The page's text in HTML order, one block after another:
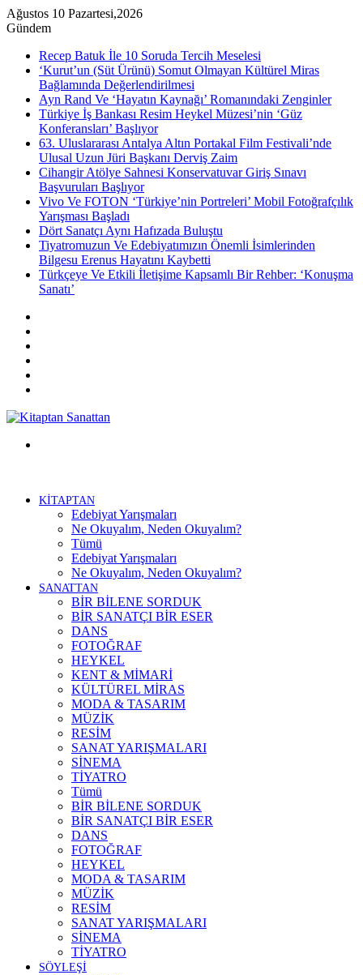
Ağustos 10 Pazartesi,2026
Gündem
Recep Batuk İle 10 Soruda Tercih Meselesi
‘Kurut’un (Süt Ürünü) Somut Olmayan Kültürel Miras
Bağlamında Değerlendirilmesi
Ayn Rand Ve ‘Hayatın Kaynağı’ Romanındaki Zenginler
Türkiye İş Bankası Resim Heykel Müzesi’nin ‘Güz
Konferansları’ Başlıyor
63. Uluslararası Antalya Altın Portakal Film Festivali’nde
Ulusal Uzun Jüri Başkanı Derviş Zaim
Cihangir Atölye Sahnesi Konservatuvar Giriş Sınavı
Başvuruları Başlıyor
Vivo Ve FOTON ‘Türkiye’nin Portreleri’ Mobil Fotoğrafçılık
Yarışması Başladı
Dört Sanatçı Aynı Hafızada Buluştu
Tiyatromuzun Ve Edebiyatımızın Önemli İsimlerinden
Bilgesu Erenus Hayatını Kaybetti
Türkçeye Ve Etkili İletişime Kapsamlı Bir Rehber: ‘Konuşma
Sanatı’
KİTAPTAN
Edebiyat Yarışmaları
Ne Okuyalım, Neden Okuyalım?
Tümü
Edebiyat Yarışmaları
Ne Okuyalım, Neden Okuyalım?
SANATTAN
BİR BİLENE SORDUK
BİR SANATÇI BİR ESER
DANS
FOTOĞRAF
HEYKEL
KENT & MİMARİ
KÜLTÜREL MİRAS
MODA & TASARIM
MÜZİK
RESİM
SANAT YARIŞMALARI
SİNEMA
TİYATRO
Tümü
BİR BİLENE SORDUK
BİR SANATÇI BİR ESER
DANS
FOTOĞRAF
HEYKEL
MODA & TASARIM
MÜZİK
RESİM
SANAT YARIŞMALARI
SİNEMA
TİYATRO
SÖYLEŞİ